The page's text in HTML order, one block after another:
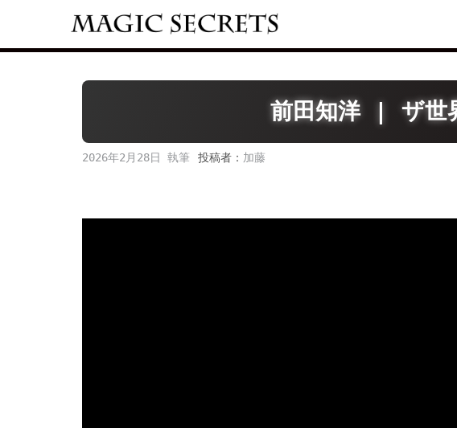
前田知洋 | ザ世
2026年2月28日 投稿者： 加藤